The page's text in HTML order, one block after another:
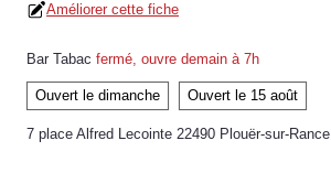
Améliorer cette fiche
Bar Tabac fermé, ouvre demain à 7h
Ouvert le dimanche Ouvert le 15 août
7 place Alfred Lecointe 22490 Plouër-sur-Rance